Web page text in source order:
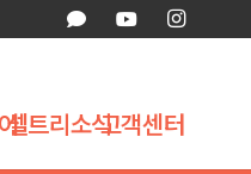
셀트리소식고객센터